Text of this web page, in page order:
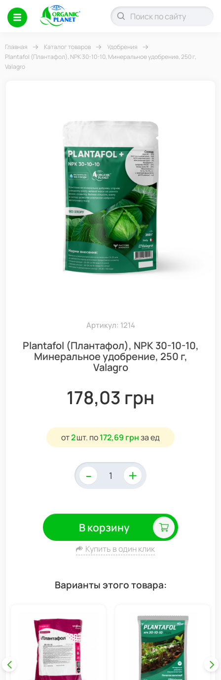
Главная Каталог товаров
Удобрения
Plantafol (Плантафол), NPK 30-10-10, Минеральное удобрение, 250 г,
Valagro
Артикул: 1214
Plantafol (Плантафол), NPK 30-10-10,
Минеральное удобрение, 250 г,
Valagro
178,03 грн
от2шт. по172,69 грнза ед
- +
В корзину
Купить в один клик
Варианты этого товара: